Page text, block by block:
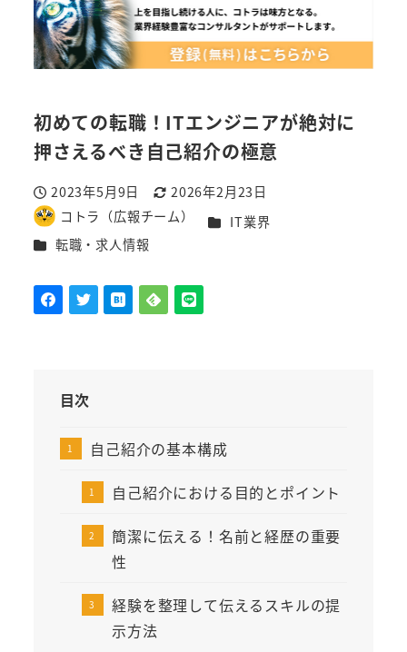
初めての転職！ITエンジニアが絶対に
押さえるべき自己紹介の極意
投稿日
2023年5月9日
更新日
2026年2月23日
著
者
コトラ（広報チーム） カテゴリー
IT業界
カテゴリー
転職・求人情報
目次
自己紹介の基本構成
自己紹介における目的とポイント
簡潔に伝える！名前と経歴の重要
性
経験を整理して伝えるスキルの提
示方法